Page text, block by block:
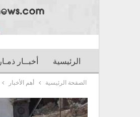
الرئيسية أخبــار ذمـار
الصفحة الرئيسية أهم الأخبار